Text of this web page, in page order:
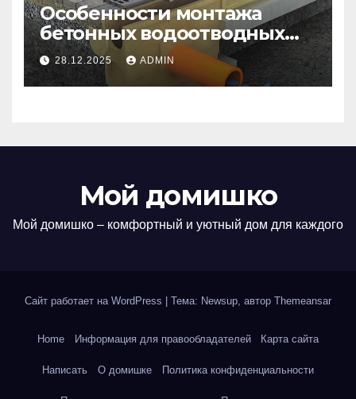
Особенности монтажа
бетонных водоотводных
лотков: эффективность и
долговечность
28.12.2025 ADMIN
Мой домишко
Мой домишко – комфортный и уютный дом для каждого
Сайт работает на WordPress Тема: Newsup, автор Themeansar
Home Информация для правообладателей Карта сайта
Написать О домишке Политика конфиденциальности